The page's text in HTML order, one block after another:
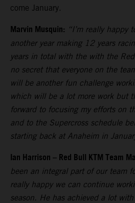
come January.
Marvin Musquin: “I’m really happy
another year making 12 years
years in total with the with the
no secret that everyone on the
will be another fun challenge
which will be a lot more work but
forward to focusing my efforts on
and to the Supercross schedule
starting back at Anaheim in
Ian Harrison – Red Bull KTM Team
been an integral part of our team
really happy we can continue
season. He has achieved a lot